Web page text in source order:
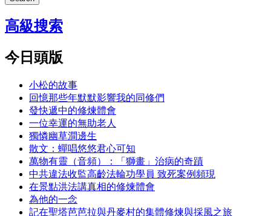
高級搜索
今日頭版
小松的故事
回憶那些年默默影響我的同修們
發快遞中的修煉體會
一位幸運的無助老人
獨憐幽草澗邊生
散文：蟬唱悠悠君心可知
萬物有靈（音頻）：「獅畫」治病的奇蹟
中共違法收監高齡法輪功學員 致死案例頻現
在景點洪法講真相的修煉體會
為他的一念
記在聖塔芭芭拉與丹麥村的集體修煉與採風之旅